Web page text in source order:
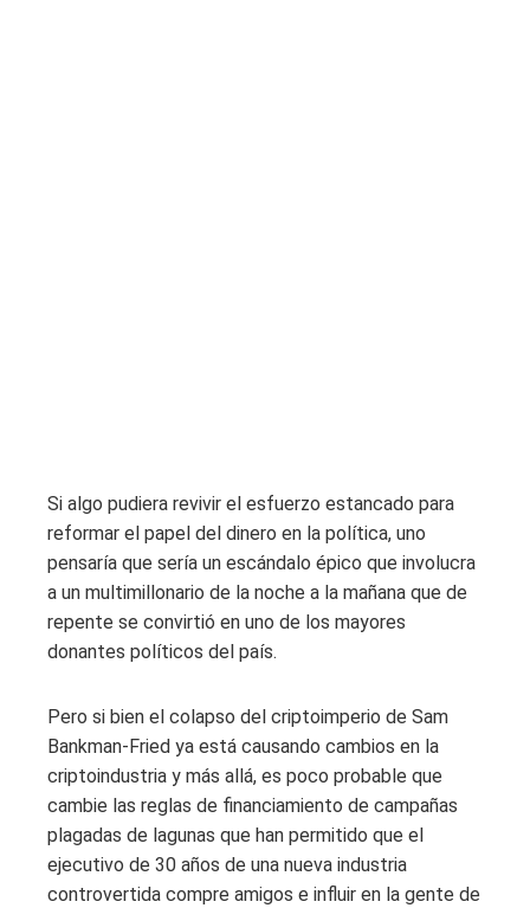
Si algo pudiera revivir el esfuerzo estancado para
reformar el papel del dinero en la política, uno
pensaría que sería un escándalo épico que involucra
a un multimillonario de la noche a la mañana que de
repente se convirtió en uno de los mayores
donantes políticos del país.
Pero si bien el colapso del criptoimperio de Sam
Bankman-Fried ya está causando cambios en la
criptoindustria y más allá, es poco probable que
cambie las reglas de financiamiento de campañas
plagadas de lagunas que han permitido que el
ejecutivo de 30 años de una nueva industria
controvertida compre amigos e influir en la gente de